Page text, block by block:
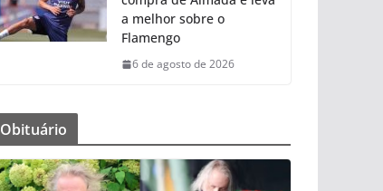
a melhor sobre o
Flamengo
6 de agosto de 2026
Obituário